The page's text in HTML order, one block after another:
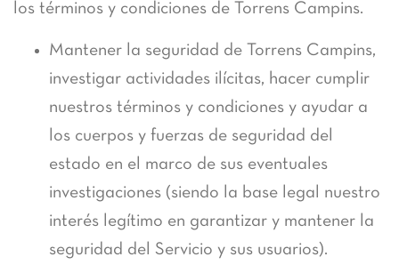
los términos y condiciones de Torrens Campins.
Mantener la seguridad de Torrens Campins,
investigar actividades ilícitas, hacer cumplir
nuestros términos y condiciones y ayudar a
los cuerpos y fuerzas de seguridad del
estado en el marco de sus eventuales
investigaciones (siendo la base legal nuestro
interés legítimo en garantizar y mantener la
seguridad del Servicio y sus usuarios).